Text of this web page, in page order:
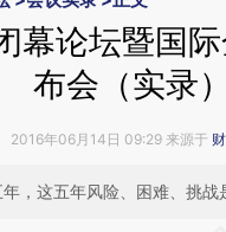
幕论坛暨国
布会（实录）
2016年06月14日 09:29 来源于
，这五年风险、困难、挑战